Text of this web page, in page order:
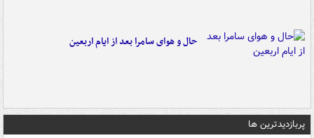
حال و هوای سامرا بعد از ایام اربعین
پربازدیدترین ها